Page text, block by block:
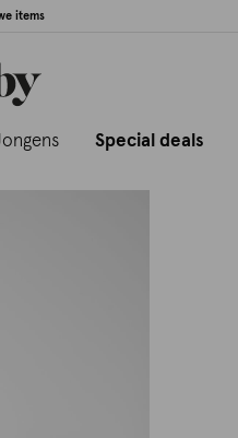
items
Special deals